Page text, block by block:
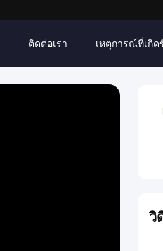
ติดต่อเรา เหตุการณ์ที่เกิ
วิ